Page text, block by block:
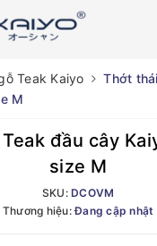
Teak Kaiyo
Thớt
M
đầu cây
size M
SKU: DCOVM
Thương hiệu:Đang cập nhật